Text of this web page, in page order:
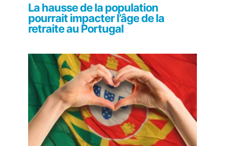
La hausse de la population
pourrait impacter l’âge de la
retraite au Portugal